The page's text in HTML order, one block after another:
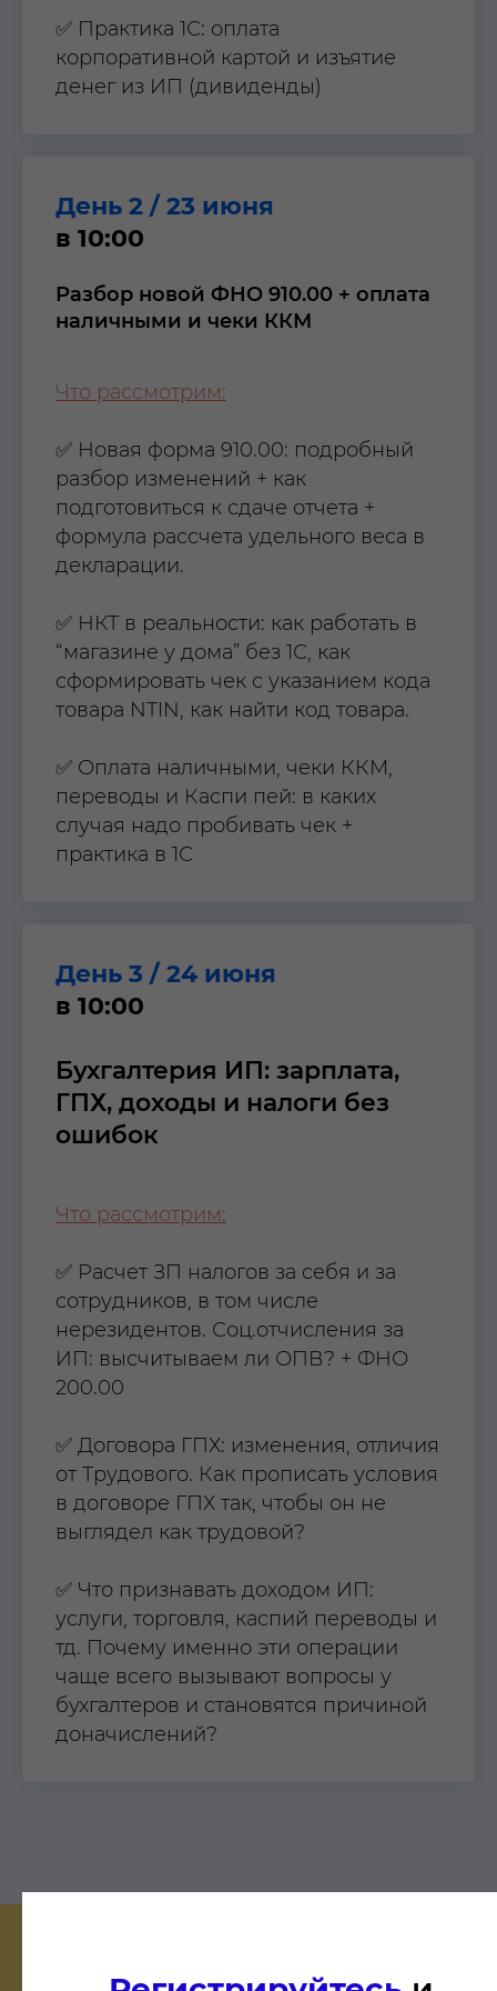
✅ Практика 1С: оплата
корпоративной картой и изъятие
денег из ИП (дивиденды)
День 2 / 23 июня
в 10:00
Разбор новой ФНО 910.00 + оплата
наличными и чеки ККМ
Что рассмотрим:
✅ Новая форма 910.00: подробный
разбор изменений + как
подготовиться к сдаче отчета +
формула рассчета удельного веса в
декларации.
✅ НКТ в реальности: как работать в
“магазине у дома” без 1С, как
сформировать чек с указанием кода
товара NTIN, как найти код товара.
✅ Оплата наличными, чеки ККМ,
переводы и Каспи пей: в каких
случая надо пробивать чек +
практика в 1С
День 3 / 24 июня
в 10:00
Бухгалтерия ИП: зарплата,
ГПХ, доходы и налоги без
ошибок
Что рассмотрим:
✅ Расчет ЗП налогов за себя и за
сотрудников, в том числе
нерезидентов. Соц.отчисления за
ИП: высчитываем ли ОПВ? + ФНО
200.00
✅ Договора ГПХ: изменения, отличия
от Трудового. Как прописать условия
в договоре ГПХ так, чтобы он не
выглядел как трудовой?
✅ Что признавать доходом ИП:
услуги, торговля, каспий переводы и
тд. Почему именно эти операции
чаще всего вызывают вопросы у
бухгалтеров и становятся причиной
доначислений?